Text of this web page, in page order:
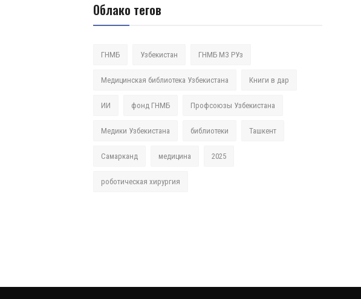
Облако тегов
ГНМБ Узбекистан ГНМБ МЗ РУз
Медицинская библиотека Узбекистана Книги в дар
ИИ фонд ГНМБ Профсоюзы Узбекистана
Медики Узбекистана библиотеки Ташкент
Самарканд медицина 2025
роботическая хирургия